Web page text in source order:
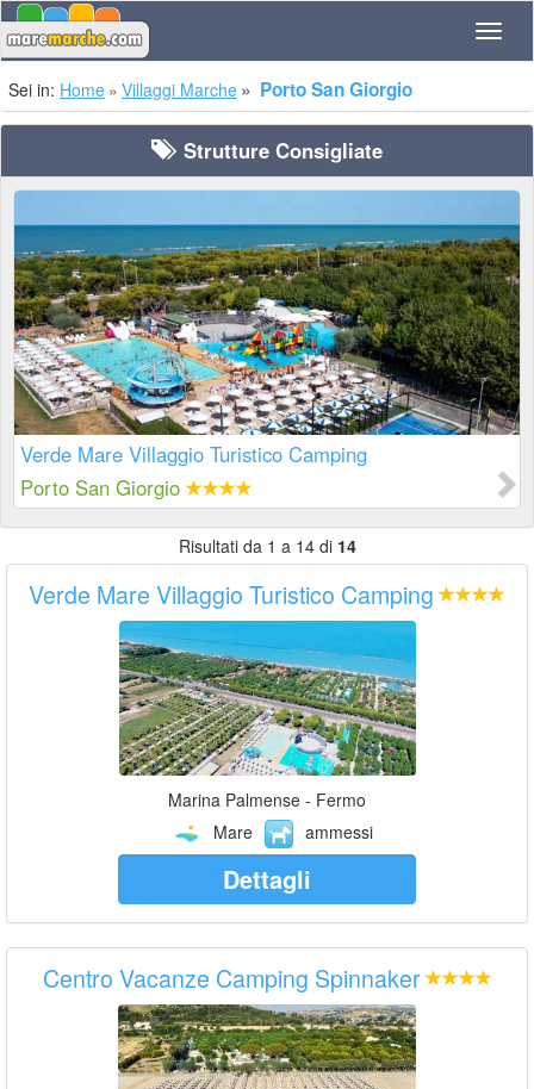
Sei in: Home Villaggi Marche Porto San Giorgio
Strutture Consigliate
Verde Mare Villaggio Turistico Camping
Porto San Giorgio
Risultati da 1 a 14 di 14
Verde Mare Villaggio Turistico Camping
Marina Palmense - Fermo
Mare
ammessi
Dettagli
Centro Vacanze Camping Spinnaker